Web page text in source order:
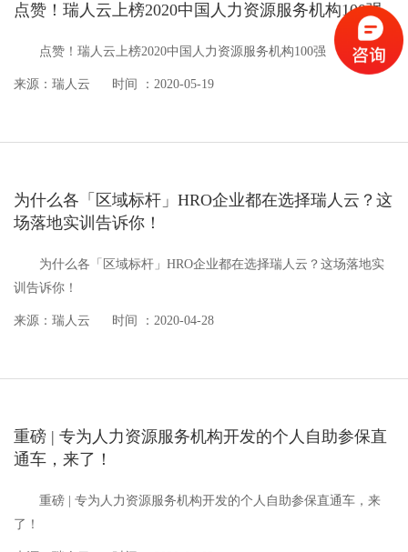
点赞！瑞人云上榜2020中国人力资源服务机构100强
点赞！瑞人云上榜2020中国人力资源服务机构100强
来源：瑞人云 时间 ：2020-05-19
为什么各「区域标杆」HRO企业都在选择瑞人云？这
场落地实训告诉你！
为什么各「区域标杆」HRO企业都在选择瑞人云？这场落地实
训告诉你！
来源：瑞人云 时间 ：2020-04-28
重磅 | 专为人力资源服务机构开发的个人自助参保直
通车，来了！
重磅 | 专为人力资源服务机构开发的个人自助参保直通车，来
了！